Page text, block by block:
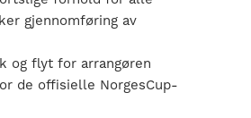
gjennomføring av
og flyt for arrangøren
de offisielle NorgesCup-